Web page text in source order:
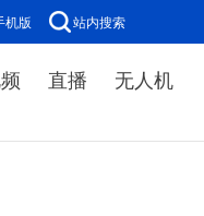
机版 站内搜索
直播 无人机